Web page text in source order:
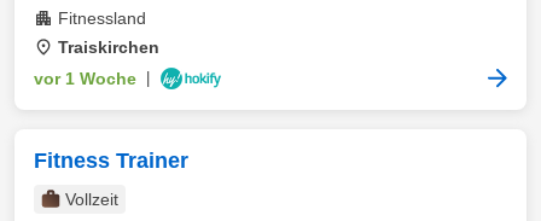
Fitnessland
Traiskirchen
vor 1 Woche
Fitness Trainer
Vollzeit